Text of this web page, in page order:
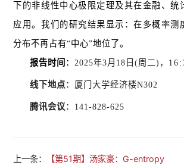
下的非线性中心极限定理及其在金融、统
应用。我们的研究结果显示：在多概率测
分布不再占有“中心”地位了。
报告时间 ： 2025年3月18日(周二)，
线下地点： 厦门大学经济楼N302
腾讯会议： 141-828-625
上一条： 【第51期】汤家豪：G-entropy